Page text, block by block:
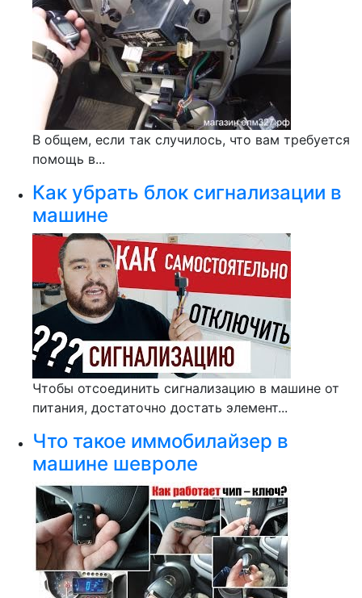
В общем, если так случилось, что вам требуется
помощь в...
Как убрать блок сигнализации в
машине
Чтобы отсоединить сигнализацию в машине от
питания, достаточно достать элемент...
Что такое иммобилайзер в
машине шевроле